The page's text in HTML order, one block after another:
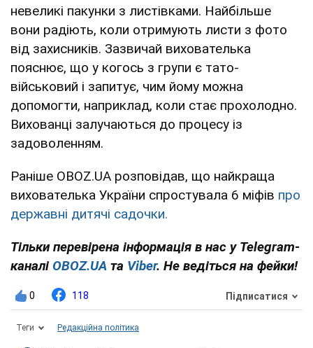
невеликі пакунки з листівками. Найбільше
вони радіють, коли отримують листи з фото
від захисників. Зазвичай вихователька
пояснює, що у когось з групи є тато-
військовий і запитує, чим йому можна
допомогти, наприклад, коли стає прохолодно.
Вихованці залучаються до процесу із
задоволенням.
Раніше OBOZ.UA розповідав, що найкраща
вихователька України спростувала 6 міфів про
державні дитячі садочки.
Тільки перевірена інформація в нас у Telegram-
каналі OBOZ.UA та Viber. Не ведіться на фейки!
0 118 Підписатися
Теги Редакційна політика